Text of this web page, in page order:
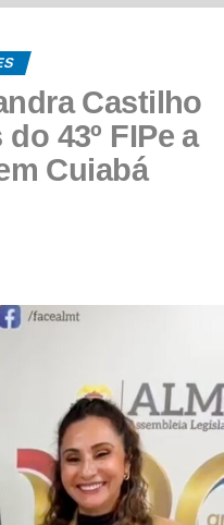
Castilho
43º FIPe a
Cuiabá